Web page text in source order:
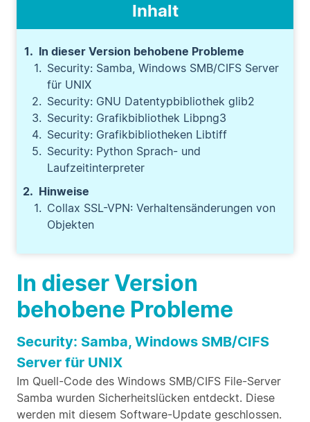
In dieser Version
behobene Probleme
Security: Samba, Windows SMB/CIFS
Server für UNIX
Im Quell-Code des Windows SMB/CIFS File-Server
Samba wurden Sicherheitslücken entdeckt. Diese
werden mit diesem Software-Update geschlossen.
Inhalt
In dieser Version behobene Probleme
Security: Samba, Windows SMB/CIFS Server
für UNIX
Security: GNU Datentypbibliothek glib2
Security: Grafikbibliothek Libpng3
Security: Grafikbibliotheken Libtiff
Security: Python Sprach- und
Laufzeitinterpreter
Hinweise
Collax SSL-VPN: Verhaltensänderungen von
Objekten